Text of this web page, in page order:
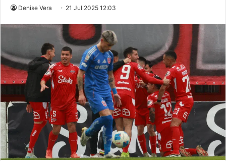
Denise Vera 21 Jul 2025 12:03